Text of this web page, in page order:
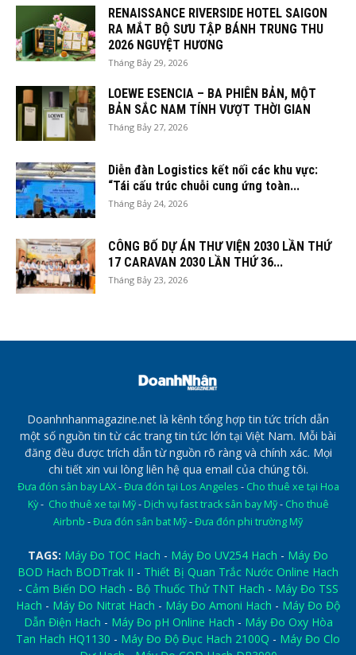
RENAISSANCE RIVERSIDE HOTEL SAIGON
RA MẮT BỘ SƯU TẬP BÁNH TRUNG THU
2026 NGUYỆT HƯƠNG
Tháng Bảy 29, 2026
LOEWE ESENCIA – BA PHIÊN BẢN, MỘT
BẢN SẮC NAM TÍNH VƯỢT THỜI GIAN
Tháng Bảy 27, 2026
Diễn đàn Logistics kết nối các khu vực:
“Tái cấu trúc chuỗi cung ứng toàn...
Tháng Bảy 24, 2026
CÔNG BỐ DỰ ÁN THƯ VIỆN 2030 LẦN THỨ
17 CARAVAN 2030 LẦN THỨ 36...
Tháng Bảy 23, 2026
Doanhnhanmagazine.net là kênh tổng hợp tin tức trích dẫn
một số nguồn tin từ các trang tin tức lớn tại Việt Nam. Mỗi bài
đăng đều được trích dẫn từ nguồn rõ ràng và chính xác. Mọi
chi tiết xin vui lòng liên hệ qua email của chúng tôi.
Đưa đón sân bay LAX-Đưa đón tại Los Angeles - Cho thuê xe tại Hoa
Kỳ- Cho thuê xe tại Mỹ- Dịch vụ fast track sân bay Mỹ- Cho thuê
Airbnb -Đưa đón sân bat Mỹ-Đưa đón phi trường Mỹ
TAGS: Máy Đo TOC Hach - Máy Đo UV254 Hach - Máy Đo
BOD Hach BODTrak II - Thiết Bị Quan Trắc Nước Online Hach
- Cảm Biến DO Hach - Bộ Thuốc Thử TNT Hach - Máy Đo TSS
Hach - Máy Đo Nitrat Hach - Máy Đo Amoni Hach - Máy Đo Độ
Dẫn Điện Hach - Máy Đo pH Online Hach - Máy Đo Oxy Hòa
Tan Hach HQ1130 - Máy Đo Độ Đục Hach 2100Q - Máy Đo Clo